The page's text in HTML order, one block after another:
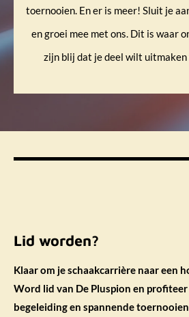
toernooien. En er is meer! Sluit je
en groei mee met ons. Dit is waar
zijn blij dat je deel wilt uitmaken
Lid worden?
Klaar om je schaakcarrière naar een
Word lid van De Pluspion en
begeleiding en spannende